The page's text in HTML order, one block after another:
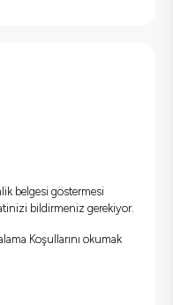
belgesi göstermesi
bildirmeniz gerekiyor.
Koşullarını okumak